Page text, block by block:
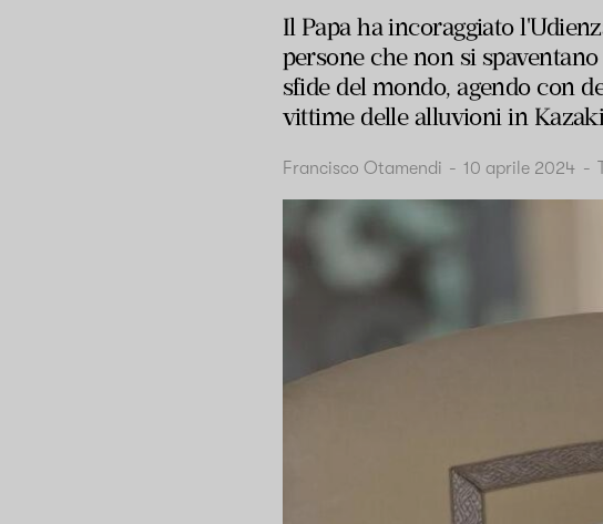
Il Papa ha incoraggiato
persone che non si
sfide del mondo, agendo con
vittime delle alluvioni in
Francisco Otamendi - 10 aprile 2024 -